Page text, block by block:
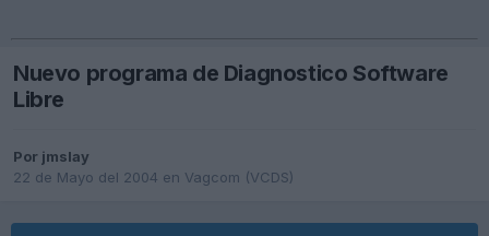
Nuevo programa de Diagnostico Software
Libre
Por jmslay
22 de Mayo del 2004 en Vagcom (VCDS)